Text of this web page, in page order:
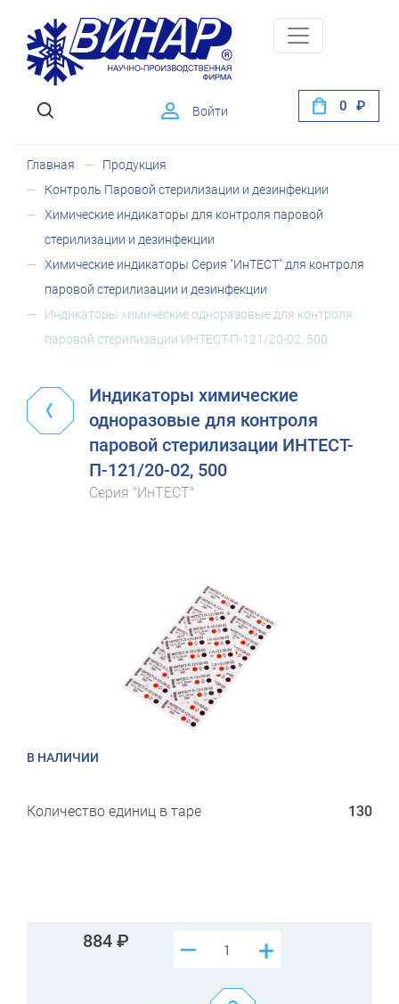
Войти 0
Главная
Продукция
Контроль Паровой стерилизации и дезинфекции
Химические индикаторы для контроля паровой
стерилизации и дезинфекции
Химические индикаторы Серия "ИнТЕСТ" для контроля
паровой стерилизации и дезинфекции
Индикаторы химические одноразовые для контроля
паровой стерилизации ИНТЕСТ-П-121/20-02, 500
Индикаторы химические
одноразовые для контроля
паровой стерилизации ИНТЕСТ-
П-121/20-02, 500
Серия "ИнТЕСТ"
В НАЛИЧИИ
Количество единиц в таре 130
884 +
–